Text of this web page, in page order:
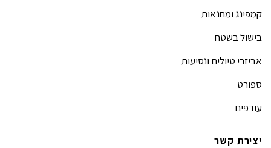
קמפינג ומחנאות
בישול בשטח
אביזרי טיולים ונסיעות
ספורט
עודפים
יצירת קשר